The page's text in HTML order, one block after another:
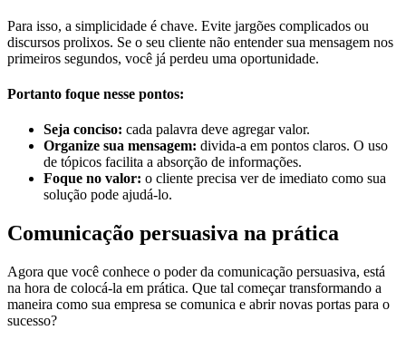
Para isso, a simplicidade é chave. Evite jargões complicados ou
discursos prolixos. Se o seu cliente não entender sua mensagem nos
primeiros segundos, você já perdeu uma oportunidade.
Portanto foque nesse pontos:
Seja conciso: cada palavra deve agregar valor.
Organize sua mensagem: divida-a em pontos claros. O uso
de tópicos facilita a absorção de informações.
Foque no valor: o cliente precisa ver de imediato como sua
solução pode ajudá-lo.
Comunicação persuasiva na prática
Agora que você conhece o poder da comunicação persuasiva, está
na hora de colocá-la em prática. Que tal começar transformando a
maneira como sua empresa se comunica e abrir novas portas para o
sucesso?